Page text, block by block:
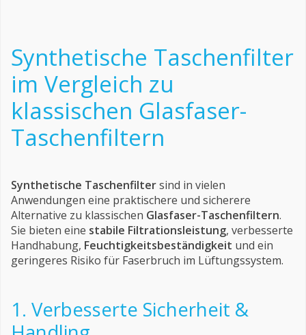
Synthetische Taschenfilter
im Vergleich zu
klassischen Glasfaser-
Taschenfiltern
Synthetische Taschenfiltersind in vielen
Anwendungen eine praktischere und sicherere
Alternative zu klassischen Glasfaser-Taschenfiltern.
Sie bieten eine stabile Filtrationsleistung, verbesserte
Handhabung, Feuchtigkeitsbeständigkeit und ein
geringeres Risiko für Faserbruch im Lüftungssystem.
1. Verbesserte Sicherheit &